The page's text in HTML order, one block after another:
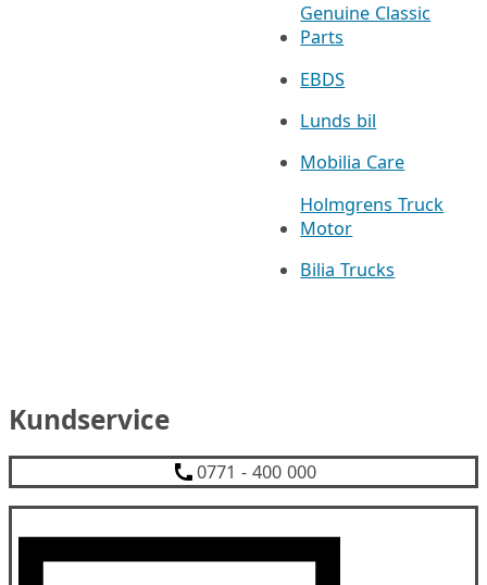
Genuine Classic
Parts
EBDS
Lunds bil
Mobilia Care
Holmgrens Truck
Motor
Bilia Trucks
Kundservice
0771 - 400 000